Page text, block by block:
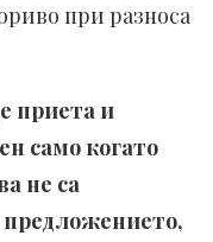
при разноса
приета и
само когато
не са
предложението,